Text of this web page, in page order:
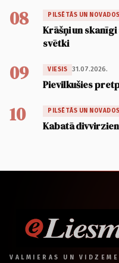
08 PILSĒTĀS UN NOVADOS
Krāšņi un
svētki
09 VIESIS 31.07.2026.
Pievilkušies
10 PILSĒTĀS UN NOVADOS
Kabatā
VALMIERAS UN